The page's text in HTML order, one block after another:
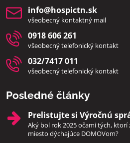
info​@hospictn​.sk
všeobecný kontaktný mail
0918 606 261
všeobecný telefonický kontakt
032/7417 011
všeobecný telefonický kontakt
Posledné články
Prelistujte si Výročnú
Aký bol rok 2025 očami tých,
miesto dýchajúce DOMOVom?